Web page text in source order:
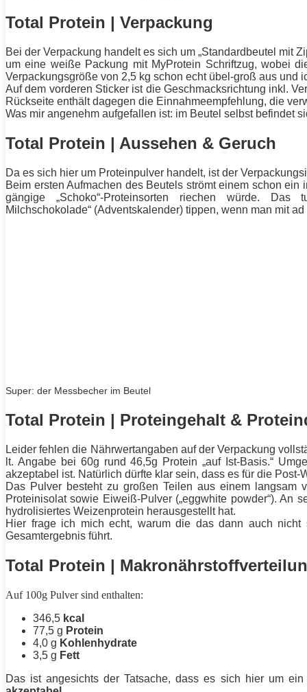
Total Protein | Verpackung
Bei der Verpackung handelt es sich um „Standardbeutel mit
um eine weiße Packung mit MyProtein Schriftzug, wobei
Verpackungsgröße von 2,5 kg schon echt übel-groß aus
Auf dem vorderen Sticker ist die Geschmacksrichtung inkl.
Rückseite enthält dagegen die Einnahmeempfehlung, die
Was mir angenehm aufgefallen ist: im Beutel selbst befindet
Total Protein | Aussehen & Geruch
Da es sich hier um Proteinpulver handelt, ist der
Beim ersten Aufmachen des Beutels strömt einem schon
gängige „Schoko“-Proteinsorten riechen würde.
Milchschokolade“ (Adventskalender) tippen, wenn man mitad
Super: der Messbecher im Beutel
Total Protein | Proteingehalt &
Leider fehlen die Nährwertangaben auf der Verpackung
lt. Angabe bei 60g rund 46,5g Protein „auf Ist-Basis.“
akzeptabel ist. Natürlich dürfte klar sein, dass es für die
Das Pulver besteht zu großen Teilen aus einem langsam
Proteinisolat sowie Eiweiß-Pulver („eggwhite powder“). An
hydrolisiertes Weizenprotein herausgestellt hat.
Hier frage ich mich echt, warum die das dann auch
Gesamtergebnis führt.
Total Protein |
Auf 100g Pulver sind enthalten:
346,5 kcal
77,5 g Protein
4,0 g Kohlenhydrate
3,5 g Fett
Das ist angesichts der Tatsache, dass es sich hier um